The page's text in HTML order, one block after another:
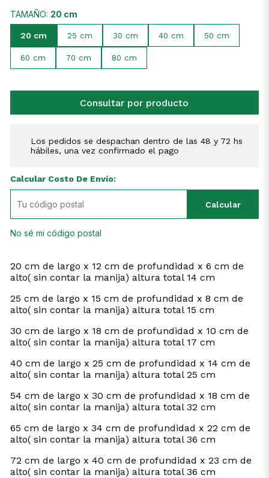
TAMAÑO: 20 cm
20 cm 25 cm 30 cm 40 cm 50 cm
60 cm 70 cm 80 cm
Consultar por producto
Los pedidos se despachan dentro de las 48 y 72 hs
hábiles, una vez confirmado el pago
Calcular Costo De Envío:
Calcular
No sé mi código postal
20 cm de largo x 12 cm de profundidad x 6 cm de
alto( sin contar la manija) altura total 14 cm
25 cm de largo x 15 cm de profundidad x 8 cm de
alto( sin contar la manija) altura total 15 cm
30 cm de largo x 18 cm de profundidad x 10 cm de
alto( sin contar la manija) altura total 17 cm
40 cm de largo x 25 cm de profundidad x 14 cm de
alto( sin contar la manija) altura total 25 cm
54 cm de largo x 30 cm de profundidad x 18 cm de
alto( sin contar la manija) altura total 32 cm
65 cm de largo x 34 cm de profundidad x 22 cm de
alto( sin contar la manija) altura total 36 cm
72 cm de largo x 40 cm de profundidad x 23 cm de
alto( sin contar la manija) altura total 36 cm